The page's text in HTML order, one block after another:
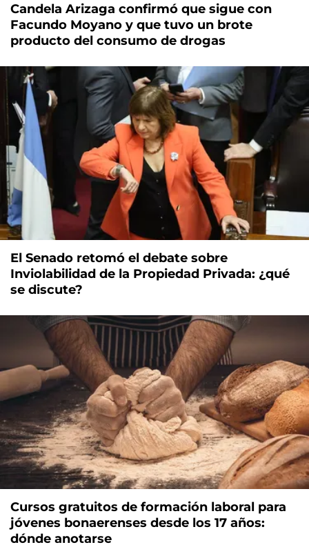
Candela Arizaga confirmó que sigue con
Facundo Moyano y que tuvo un brote
producto del consumo de drogas
El Senado retomó el debate sobre
Inviolabilidad de la Propiedad Privada: ¿qué
se discute?
Cursos gratuitos de formación laboral para
jóvenes bonaerenses desde los 17 años:
dónde anotarse